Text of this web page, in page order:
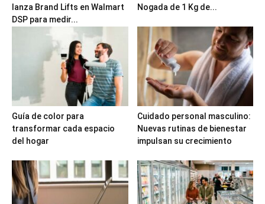
lanza Brand Lifts en Walmart
DSP para medir...
Nogada de 1 Kg de...
Guía de color para
transformar cada espacio
del hogar
Cuidado personal masculino:
Nuevas rutinas de bienestar
impulsan su crecimiento